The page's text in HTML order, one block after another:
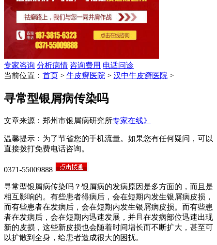
专家咨询 分析病情 咨询费用 电话问诊
当前位置： 首页 > 牛皮癣医院 > 汉中牛皮癣医院 >
寻常型银屑病传染吗
文章来源：郑州市银屑病研究所专家在线》
温馨提示：为了节省您的手机流量。如果您有任何疑问，可以
直接拨打免费电话咨询。
0371-55009888
寻常型银屑病传染吗？银屑病的发病原因是多方面的，而且是
相互影响的。有些患者得病后，会在短期内发生银屑病皮损，
而有些患者在发病后，会在短期内发生银屑病皮损。而有些患
者在发病后，会在短期内迅速发展，并且在发病部位迅速出现
新的皮损，这些新皮损也会随着时间增长而不断扩大，甚至可
以扩散到全身，给患者造成很大的困扰。